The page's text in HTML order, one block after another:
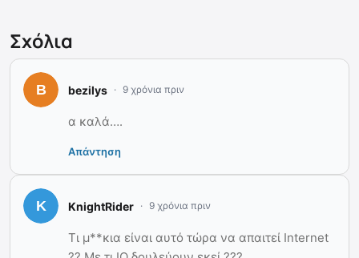
Σχόλια
bezilys 9 χρόνια πριν
α καλά….
Απάντηση
KnightRider 9 χρόνια πριν
Τι μ**κια είναι αυτό τώρα να απαιτεί Internet